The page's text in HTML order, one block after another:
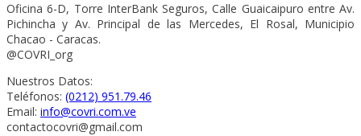
Oficina 6-D, Torre InterBank Seguros, Calle Guaicaipuro entre Av.
Pichincha y Av. Principal de las Mercedes, El Rosal, Municipio
Chacao - Caracas.
@COVRI_org
Nuestros Datos:
Teléfonos: (0212) 951.79.46
Email: info@covri.com.ve
contactocovri@gmail.com